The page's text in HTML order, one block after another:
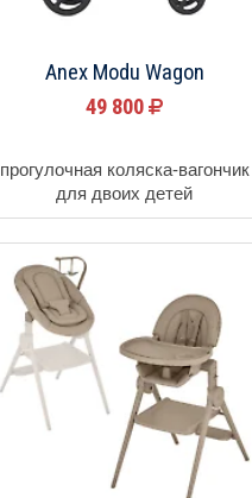
Anex Modu Wagon
49 800
прогулочная коляска-вагончик
для двоих детей